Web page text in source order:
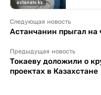
Следующая новость
Астанчанин прыгал
Предыдущая новость
Токаеву доложили о
проектах в Казахстане